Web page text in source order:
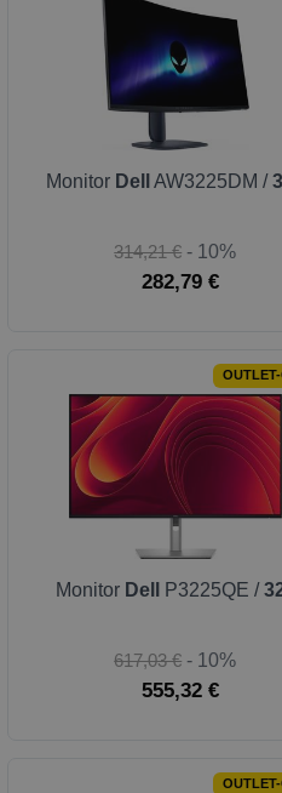
Monitor Dell AW3225DM /
314,21 € - 10%
282,79 €
Monitor Dell P3225QE /
617,03 € - 10%
555,32 €